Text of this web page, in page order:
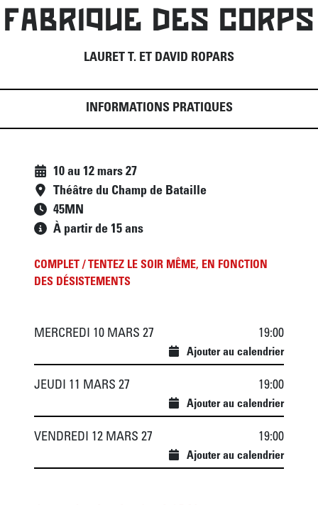
FABRIQUE DES CORPS
LAURET T. ET DAVID ROPARS
INFORMATIONS PRATIQUES
10 au 12 mars 27
Théâtre du Champ de Bataille
45MN
À partir de 15 ans
COMPLET / TENTEZ LE SOIR MÊME, EN FONCTION
DES DÉSISTEMENTS
MERCREDI 10 MARS 27 19:00
Ajouter au calendrier
JEUDI 11 MARS 27 19:00
Ajouter au calendrier
VENDREDI 12 MARS 27 19:00
Ajouter au calendrier